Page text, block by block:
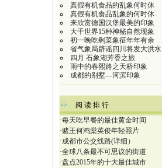
真假有机食品的乱象何时休
真假有机食品乱象的何时休
来欣赏德国汉堡最美的印象
大千世界15种神秘自然现象
初一晚吃剩菜象征年年有余
省气象局辟谣四川将发大洪水
四月 石象湖芳香之旅
雨中的春熙路之天桥印象
成都的别墅—河滨印象
阅 读 排 行
·每天吃早餐的最佳黄金时间
·赌王何鸿燊英俊年轻照片
·成都市公交线路(详细）
·全球八条最不可思议的街道
·盘点2015年的十大最佳城市